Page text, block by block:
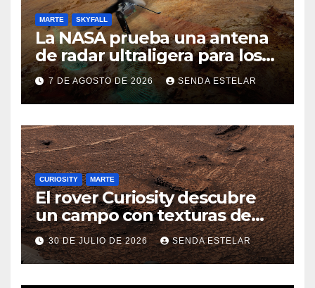
MARTE SKYFALL
La NASA prueba una antena
de radar ultraligera para los
helicópteros SkyFall Mars
7 DE AGOSTO DE 2026 SENDA ESTELAR
CURIOSITY MARTE
El rover Curiosity descubre
un campo con texturas de
panal
30 DE JULIO DE 2026 SENDA ESTELAR